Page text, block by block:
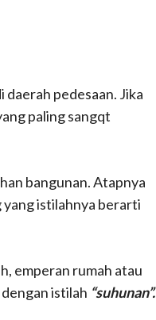
daerah pedesaan. Jika
paling sangqt
bangunan.Atapnya
yang istilahnya berarti
emperan rumah atau
istilah “suhunan”.